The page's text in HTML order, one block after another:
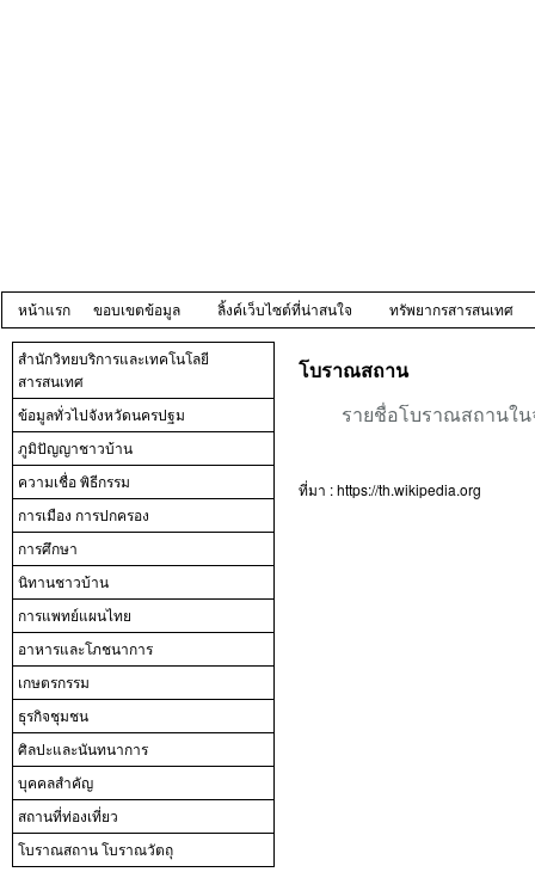
หน้าแรก ขอบเขตข้อมูล ลิ้งค์เว็บไซต์ที่น่าสนใจ ทรัพยากรสารสนเทศ
สำนักวิทยบริการและเทคโนโลยี
สารสนเทศ
ข้อมูลทั่วไปจังหวัดนครปฐม
ภูมิปัญญาชาวบ้าน
ความเชื่อ พิธีกรรม
การเมือง การปกครอง
การศึกษา
นิทานชาวบ้าน
การแพทย์แผนไทย
อาหารและโภชนาการ
เกษตรกรรม
ธุรกิจชุมชน
ศิลปะและนันทนาการ
บุคคลสำคัญ
สถานที่ท่องเที่ยว
โบราณสถาน โบราณวัตถุ
โบราณสถาน
รายชื่อโบราณสถานใ
ที่มา : https://th.wikipedia.org